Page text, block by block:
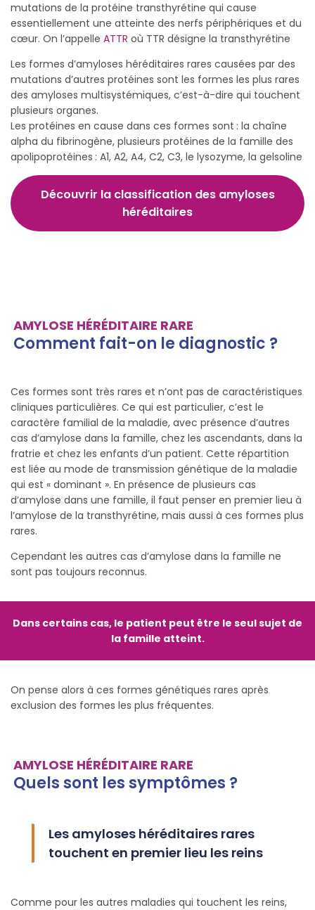
mutations de la protéine transthyrétine qui cause
essentiellement une atteinte des nerfs périphériques et du
cœur. On l’appelle ATTR où TTR désigne la transthyrétine
Les formes d’amyloses héréditaires rares causées par des
mutations d’autres protéines sont les formes les plus rares
des amyloses multisystémiques, c’est-à-dire qui touchent
plusieurs organes.
Les protéines en cause dans ces formes sont : la chaîne
alpha du fibrinogène, plusieurs protéines de la famille des
apolipoprotéines : A1, A2, A4, C2, C3, le lysozyme, la gelsoline
Découvrir la classification des amyloses
héréditaires
AMYLOSE HÉRÉDITAIRE RARE
Comment fait-on le diagnostic ?
Ces formes sont très rares et n’ont pas de caractéristiques
cliniques particulières. Ce qui est particulier, c’est le
caractère familial de la maladie, avec présence d’autres
cas d’amylose dans la famille, chez les ascendants, dans la
fratrie et chez les enfants d’un patient. Cette répartition
est liée au mode de transmission génétique de la maladie
qui est « dominant ». En présence de plusieurs cas
d’amylose dans une famille, il faut penser en premier lieu à
l’amylose de la transthyrétine, mais aussi à ces formes plus
rares.
Cependant les autres cas d’amylose dans la famille ne
sont pas toujours reconnus.
Dans certains cas, le patient peut être le seul sujet de
la famille atteint.
On pense alors à ces formes génétiques rares après
exclusion des formes les plus fréquentes.
AMYLOSE HÉRÉDITAIRE RARE
Quels sont les symptômes ?
Les amyloses héréditaires rares
touchent en premier lieu les reins
Comme pour les autres maladies qui touchent les reins,